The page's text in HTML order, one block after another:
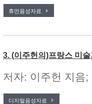
휴먼음성자료
3. (이주헌의)프랑스 미
저자: 이주헌 지음
디지털음성자료